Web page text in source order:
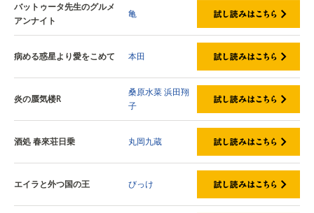
バットゥータ先生のグルメ
アンナイト
亀
病める惑星より愛をこめて 本田
炎の蜃気楼R
桑原水菜浜田翔
子
酒処 春來荘日乗 丸岡九蔵
エイラと外つ国の王 びっけ